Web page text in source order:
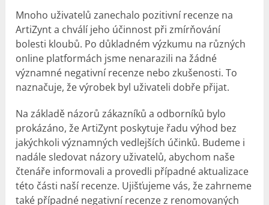
Mnoho uživatelů zanechalo pozitivní recenze na
ArtiZynt a chválí jeho účinnost při zmírňování
bolesti kloubů. Po důkladném výzkumu na různých
online platformách jsme nenarazili na žádné
významné negativní recenze nebozkušenosti. To
naznačuje, že výrobek byl uživateli dobře přijat.
Na základě názorů zákazníků a odborníků bylo
prokázáno, že ArtiZynt poskytuje řadu výhod bez
jakýchkoli významných vedlejších účinků. Budeme i
nadále sledovat názory uživatelů, abychom naše
čtenáře informovali a provedli případné aktualizace
této části naší recenze. Ujišťujeme vás, že zahrneme
také případné negativní recenze z renomovaných